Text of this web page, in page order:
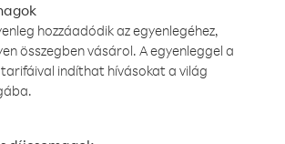
hozzáadódik az egyenlegéhez,
összegben vásárol. A egyenleggel a
indíthat hívásokat a világ